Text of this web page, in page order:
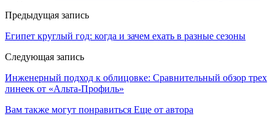
Предыдущая запись
Египет круглый год: когда и зачем ехать в разные сезоны
Следующая запись
Инженерный подход к облицовке: Сравнительный обзор трех
линеек от «Альта-Профиль»
Вам также могут понравиться Еще от автора